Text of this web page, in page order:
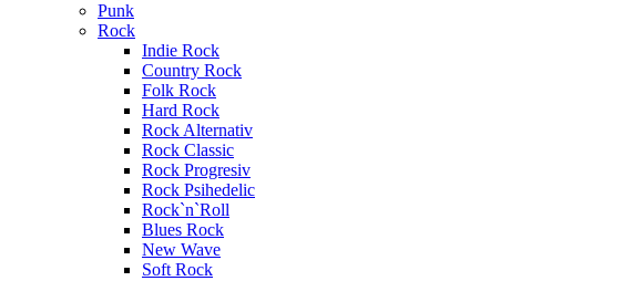
Punk
Rock
Indie Rock
Country Rock
Folk Rock
Hard Rock
Rock Alternativ
Rock Classic
Rock Progresiv
Rock Psihedelic
Rock`n`Roll
Blues Rock
New Wave
Soft Rock